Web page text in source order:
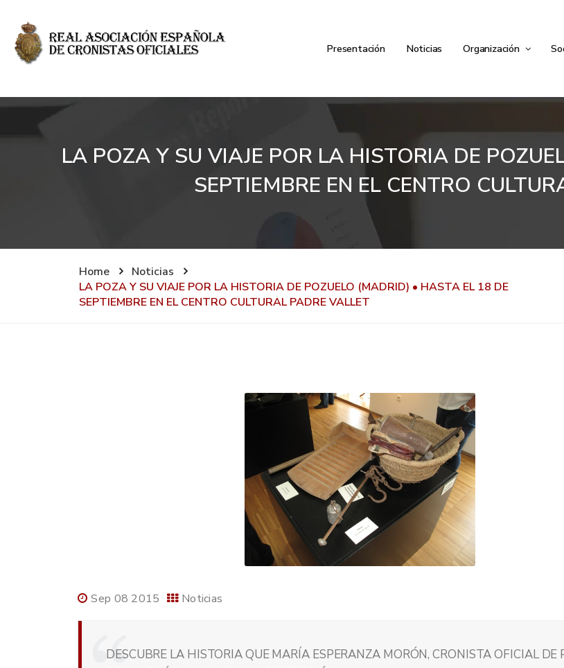
Presentación Noticias Organización
LA POZA Y SU VIAJE POR LA HISTORIA DE
SEPTIEMBRE EN EL CENTRO
Home
Noticias
LA POZA Y SU VIAJE POR LA HISTORIA DE POZUELO (MADRID) • HASTA EL 18 DE
SEPTIEMBRE EN EL CENTRO CULTURAL PADRE VALLET
Sep 08 2015 Noticias
DESCUBRE LA HISTORIA QUE MARÍA ESPERANZA MORÓN, CRONISTA OFICIAL DE